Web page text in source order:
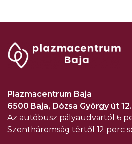
Plazmacentrum Baja
6500 Baja, Dózsa György út 12.
Az autóbusz pályaudvartól 6
Szentháromság tértől 12 perc